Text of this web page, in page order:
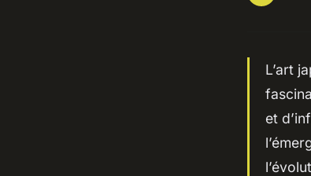
L’art
et